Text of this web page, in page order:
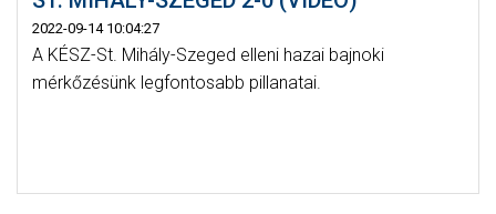
2022-09-14 10:04:27
A KÉSZ-St. Mihály-Szeged elleni hazai bajnoki
mérkőzésünk legfontosabb pillanatai.